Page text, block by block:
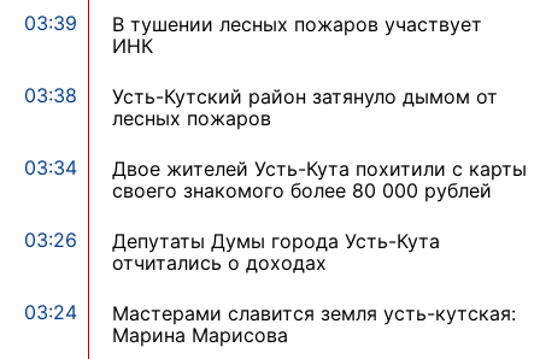
03:39
В тушении лесных пожаров участвует
ИНК
03:38
Усть-Кутский район затянуло дымом от
лесных пожаров
03:34
Двое жителей Усть-Кута похитили с карты
своего знакомого более 80 000 рублей
03:26
Депутаты Думы города Усть-Кута
отчитались о доходах
03:24
Мастерами славится земля усть-кутская:
Марина Марисова